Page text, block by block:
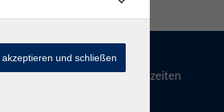
Telefonzeiten
und schließen